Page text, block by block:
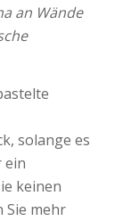
an Wände
solange es
ein
keinen
Sie mehr